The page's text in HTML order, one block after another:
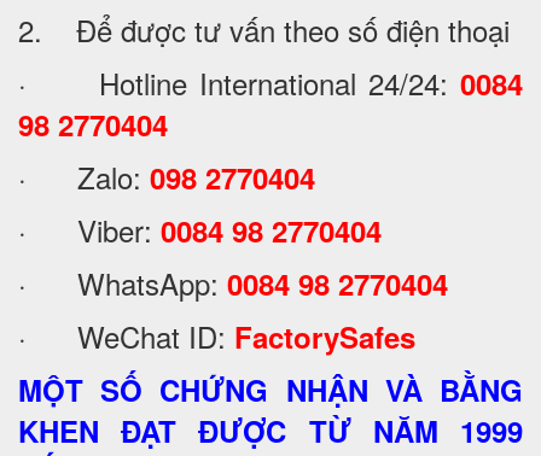
2. Để được tư vấn theo số điện thoại
· Hotline International 24/24: 0084
98 2770404
· Zalo: 098 2770404
· Viber: 0084 98 2770404
· WhatsApp: 0084 98 2770404
· WeChat ID: FactorySafes
MỘT SỐ CHỨNG NHẬN VÀ BẰNG
KHEN ĐẠT ĐƯỢC TỪ NĂM 1999